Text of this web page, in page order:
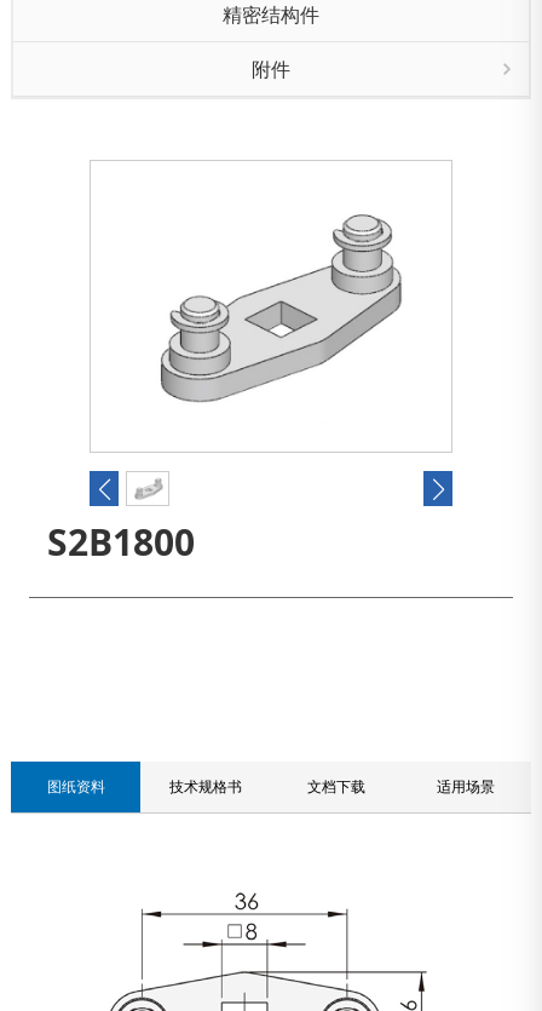
精密结构件
附件
S2B1800
图纸资料 技术规格书 文档下载 适用场景